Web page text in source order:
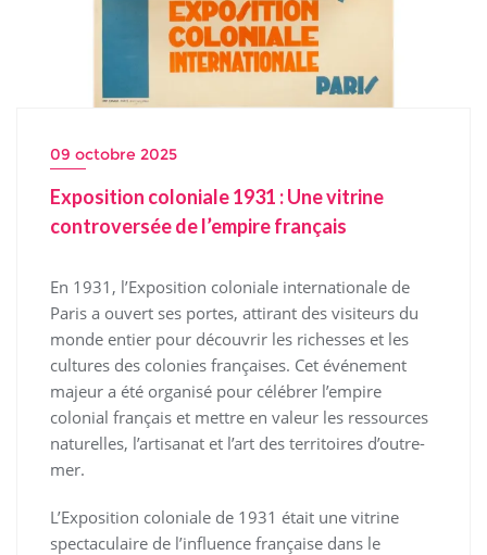
09 octobre 2025
Exposition coloniale 1931 : Une vitrine
controversée de l’empire français
En 1931, l’Exposition coloniale internationale de
Paris a ouvert ses portes, attirant des visiteurs du
monde entier pour découvrir les richesses et les
cultures des colonies françaises. Cet événement
majeur a été organisé pour célébrer l’empire
colonial français et mettre en valeur les ressources
naturelles, l’artisanat et l’art des territoires d’outre-
mer.
L’Exposition coloniale de 1931 était une vitrine
spectaculaire de l’influence française dans le